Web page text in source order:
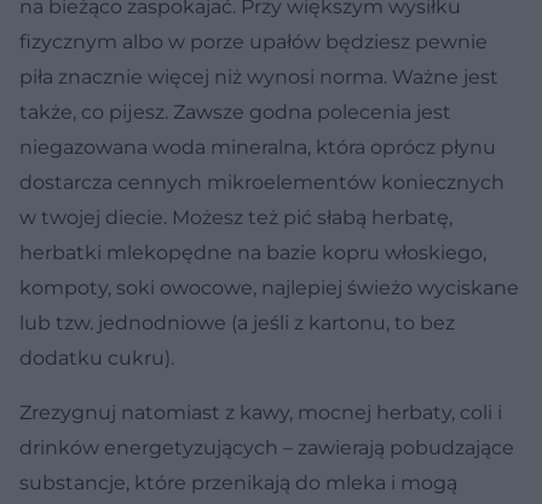
na bieżąco zaspokajać. Przy większym wysiłku
fizycznym albo w porze upałów będziesz pewnie
piła znacznie więcej niż wynosi norma. Ważne jest
także, co pĳesz. Zawsze godna polecenia jest
niegazowana woda mineralna, która oprócz płynu
dostarcza cennych mikroelementów koniecznych
w twojej diecie. Możesz też pić słabą herbatę,
herbatki mlekopędne na bazie kopru włoskiego,
kompoty, soki owocowe, najlepiej świeżo wyciskane
lub tzw. jednodniowe (a jeśli z kartonu, to bez
dodatku cukru).
Zrezygnuj natomiast z kawy, mocnej herbaty, coli i
drinków energetyzujących – zawierają pobudzające
substancje, które przenikają do mleka i mogą